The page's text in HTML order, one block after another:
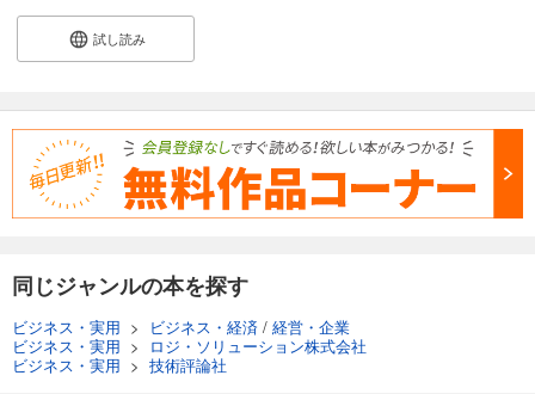
試し読み
同じジャンルの本を探す
ビジネス・実用 > ビジネス・経済 / 経営・企業
ビジネス・実用 >
ロジ・ソリューション株式会社
ビジネス・実用 > 技術評論社